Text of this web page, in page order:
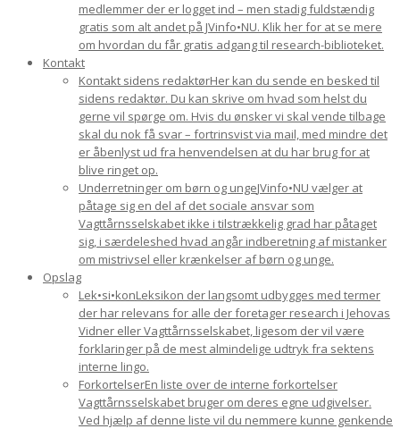
medlemmer der er logget ind – men stadig fuldstændig
gratis som alt andet på JVinfo•NU. Klik her for at se mere
om hvordan du får gratis adgang til research-biblioteket.
Kontakt
Kontakt sidens redaktørHer kan du sende en besked til
sidens redaktør. Du kan skrive om hvad som helst du
gerne vil spørge om. Hvis du ønsker vi skal vende tilbage
skal du nok få svar – fortrinsvist via mail, med mindre det
er åbenlyst ud fra henvendelsen at du har brug for at
blive ringet op.
Underretninger om børn og ungeJVinfo•NU vælger at
påtage sig en del af det sociale ansvar som
Vagttårnsselskabet ikke i tilstrækkelig grad har påtaget
sig, i særdeleshed hvad angår indberetning af mistanker
om mistrivsel eller krænkelser af børn og unge.
Opslag
Lek•si•konLeksikon der langsomt udbygges med termer
der har relevans for alle der foretager research i Jehovas
Vidner eller Vagttårnsselskabet, ligesom der vil være
forklaringer på de mest almindelige udtryk fra sektens
interne lingo.
ForkortelserEn liste over de interne forkortelser
Vagttårnsselskabet bruger om deres egne udgivelser.
Ved hjælp af denne liste vil du nemmere kunne genkende